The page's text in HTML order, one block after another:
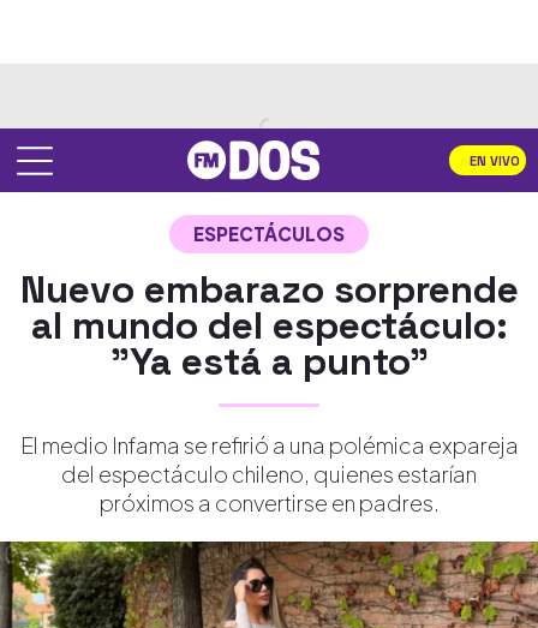
EN VIVO
ESPECTÁCULOS
Nuevo embarazo sorprende
al mundo del espectáculo:
"Ya está a punto"
El medio Infama se refirió a una polémica expareja
del espectáculo chileno, quienes estarían
próximos a convertirse en padres.